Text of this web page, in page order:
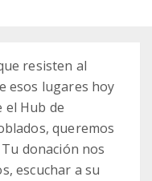
resisten al
esos lugares hoy
el Hub de
queremos
donación nos
escuchar a su